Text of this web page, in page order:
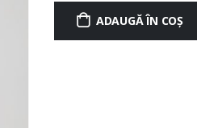
ADAUGĂ ÎN COȘ